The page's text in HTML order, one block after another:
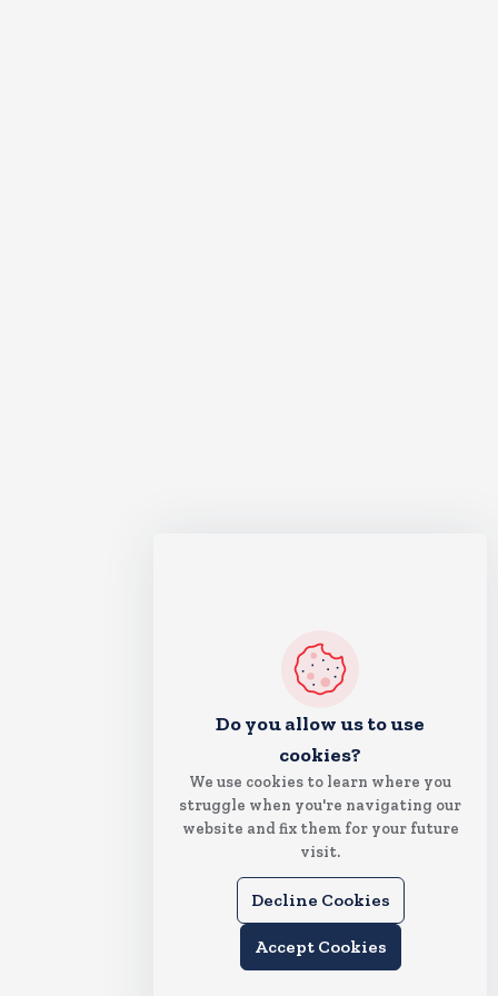
Do you allow us to use
cookies?
We use cookies to learn where you
struggle when you're navigating our
website and fix them for your future
visit.
Decline Cookies
Accept Cookies